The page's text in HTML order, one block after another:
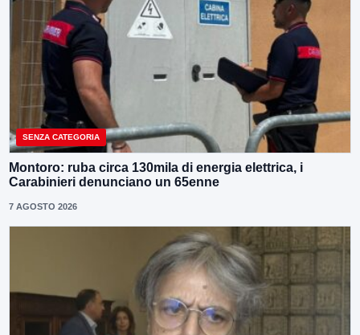
SENZA CATEGORIA
Montoro: ruba circa 130mila di energia elettrica, i
Carabinieri denunciano un 65enne
7 AGOSTO 2026